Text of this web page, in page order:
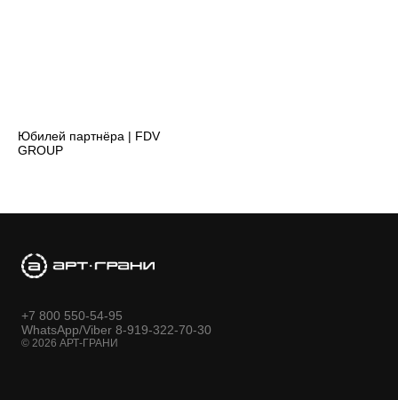
Юбилей партнёра | FDV
GROUP
+7 800 550-54-95
WhatsApp/Viber 8-919-322-70-30
© 2026 АРТ-ГРАНИ